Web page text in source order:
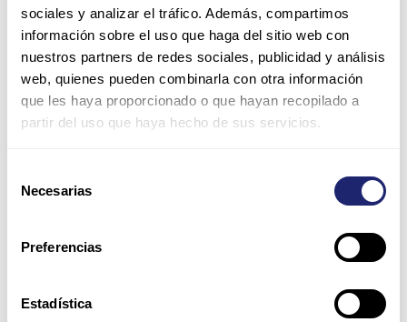
sociales y analizar el tráfico. Además, compartimos
información sobre el uso que haga del sitio web con
nuestros partners de redes sociales, publicidad y análisis
web, quienes pueden combinarla con otra información
que les haya proporcionado o que hayan recopilado a
partir del uso que haya hecho de sus servicios.
Necesarias
Preferencias
Estadística
Todos los productos
HPE 6TB 7.2K 3.5" SAS 12Gb/s Midline SC Digitally
Signed Firmware HDD con caddy